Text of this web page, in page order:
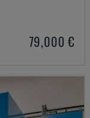
79,000 €